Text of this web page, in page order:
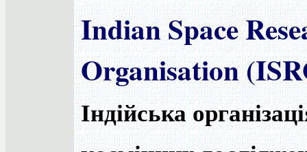
Indian Space
Organisation
Індійська